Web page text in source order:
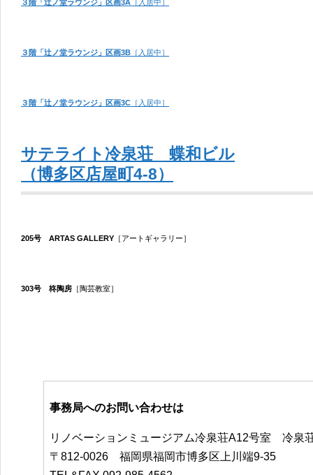
３階「辻ノ堂ラウンジ」区画3A ［入居中］
３階「辻ノ堂ラウンジ」区画3B ［入居中］
３階「辻ノ堂ラウンジ」区画3C ［入居中］
サテライト冷泉荘 蝶和ビル
（博多区店屋町4-8）
205号 ARTAS GALLERY ［アートギャラリー］
303号 柊陶房 ［陶芸教室］
事務局へのお問い合わせは
リノベーションミュージアム冷泉荘A12号室 冷泉
〒812-0026 福岡県福岡市博多区上川端9-35